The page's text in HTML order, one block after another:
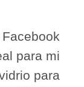
para mi
para